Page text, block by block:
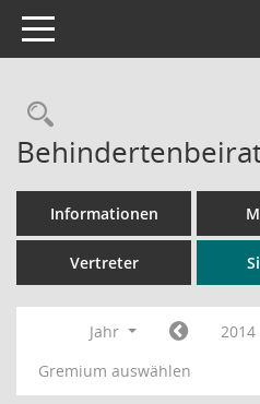
Toggle navigation
Informationen
Vertreter
Jahr
2014
Gremium auswählen